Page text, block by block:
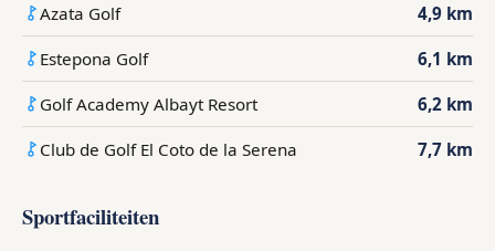
Azata Golf 4,9 km
Estepona Golf 6,1 km
Golf Academy Albayt Resort 6,2 km
Club de Golf El Coto de la Serena 7,7 km
Sportfaciliteiten